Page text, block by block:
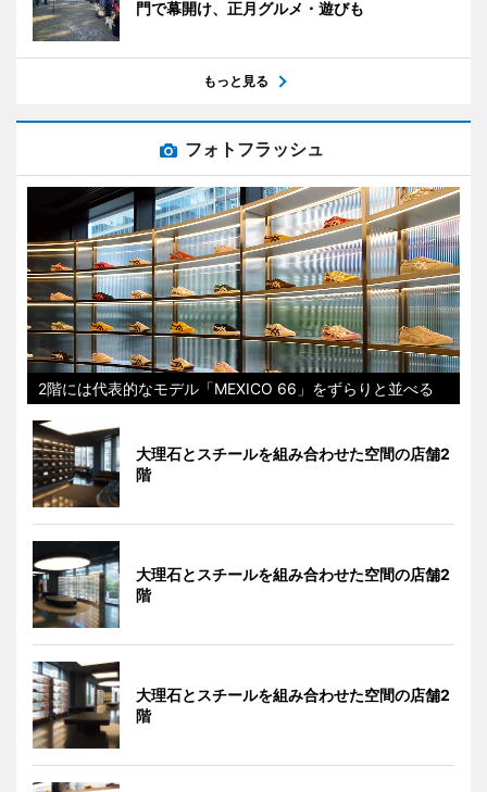
門で幕開け、正月グルメ・遊びも
もっと見る
フォトフラッシュ
2階には代表的なモデル「MEXICO 66」をずらりと並べる
大理石とスチールを組み合わせた空間の店舗2
階
大理石とスチールを組み合わせた空間の店舗2
階
大理石とスチールを組み合わせた空間の店舗2
階